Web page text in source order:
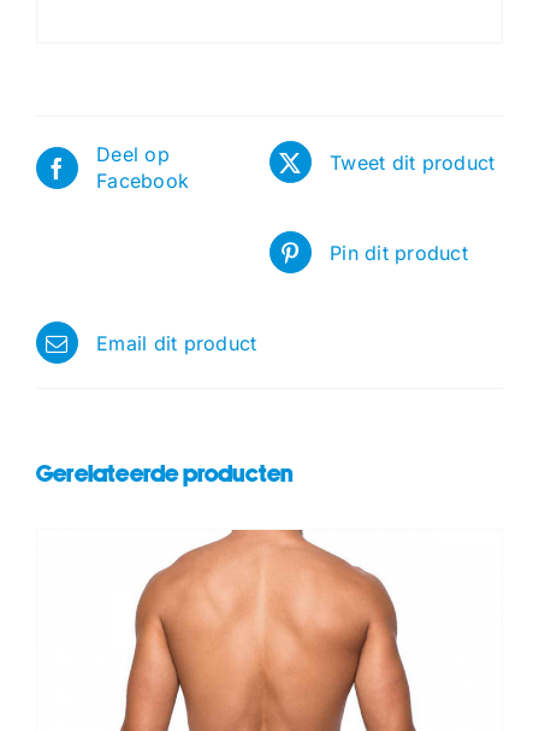
Deel op
Facebook
Tweet dit product
Pin dit product
Email dit product
Gerelateerde producten